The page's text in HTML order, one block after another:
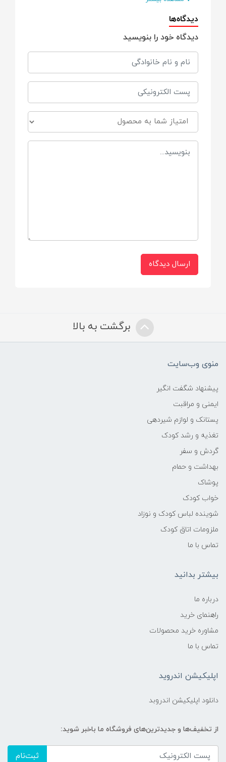
جنس سر شیشه سیلیکونی
نوع سری سیلیکونی
فاقد مواد شیمیایی مضر و bpa
دیدگاه‌ها
دیدگاه خود را بنویسید
ارسال دیدگاه
برگشت به بالا
منوی وب‌سایت
پیشنهاد شگفت انگیر
ایمنی و مراقبت
پستانک و لوازم شیردهی
تغذیه و رشد کودک
گردش و سفر
بهداشت و حمام
پوشاک
خواب کودک
شوینده لباس کودک و نوزاد
ملزومات اتاق کودک
تماس با ما
بیشتر بدانید
درباره ما
راهنمای خرید
مشاوره خرید محصولات
تماس با ما
اپلیکیشن اندروید
دانلود اپلیکیشن اندروبد
از تخفیف‌ها و جدیدترین‌های فروشگاه ما باخبر شوید:
ثبت‌نام